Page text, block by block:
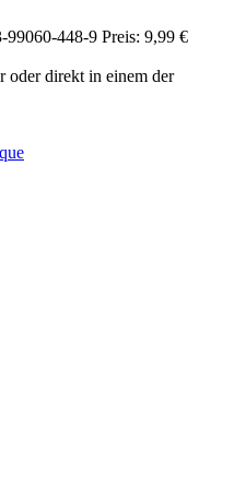
99060-448-9 Preis: 9,99 €
oder direkt in einem der